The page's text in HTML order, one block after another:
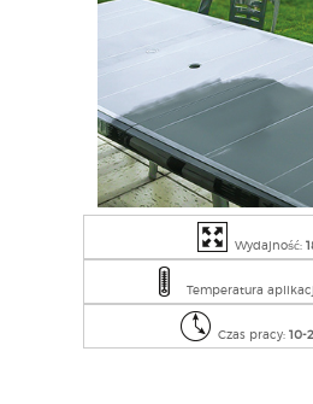
Wydajność:
Temperatura
Czas pracy: 10-